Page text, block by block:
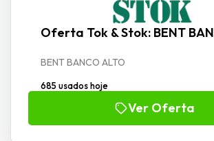
Oferta Tok & Stok: BENT
BENT BANCO ALTO
685 usados hoje
Ver Oferta